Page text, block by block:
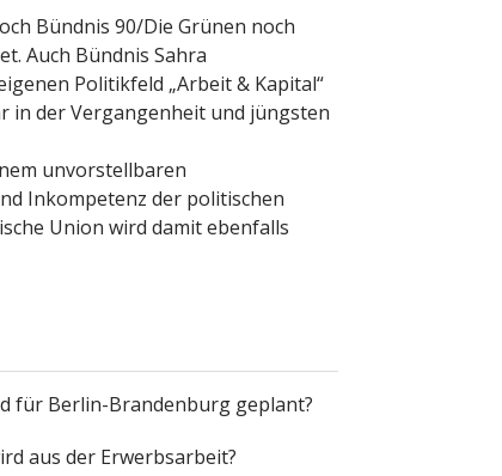
Bündnis 90/Die Grünen noch
Auch Bündnis Sahra
Politikfeld „Arbeit & Kapital“
in der Vergangenheit und jüngsten
unvorstellbaren
Inkompetenz der politischen
Union wird damit ebenfalls
für Berlin-Brandenburg geplant?
aus der Erwerbsarbeit?